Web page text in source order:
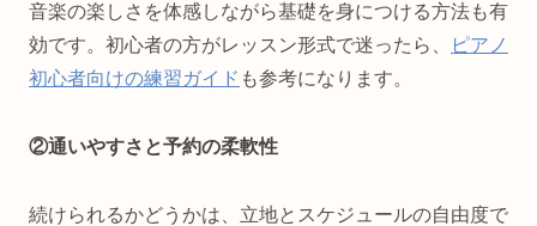
音楽の楽しさを体感しながら基礎を身につける方法も有
効です。初心者の方がレッスン形式で迷ったら、
ピアノ
初心者向けの練習ガイド も参考になります。
②通いやすさと予約の柔軟性
続けられるかどうかは、立地とスケジュールの自由度で